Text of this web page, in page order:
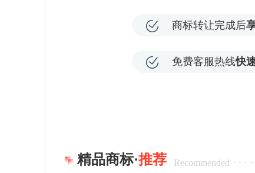
商标转让完成后
免费客服热线快
精品商标·推荐 Recommended